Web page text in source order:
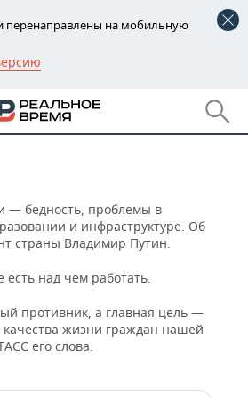
перенаправлены на мобильную
главных врагов
— бедность, проблемы в
и инфраструктуре. Об
страны Владимир Путин.
над чем работать.
противник, а главная цель —
жизни граждан нашей
его слова.